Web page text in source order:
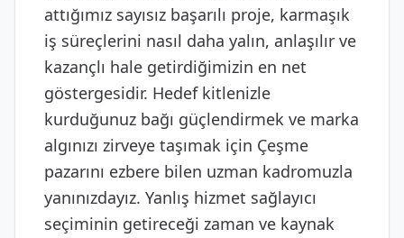
attığımız sayısız başarılı proje, karmaşık
iş süreçlerini nasıl daha yalın, anlaşılır ve
kazançlı hale getirdiğimizin en net
göstergesidir. Hedef kitlenizle
kurduğunuz bağı güçlendirmek ve marka
algınızı zirveye taşımak için Çeşme
pazarını ezbere bilen uzman kadromuzla
yanınızdayız. Yanlış hizmet sağlayıcı
seçiminin getireceği zaman ve kaynak